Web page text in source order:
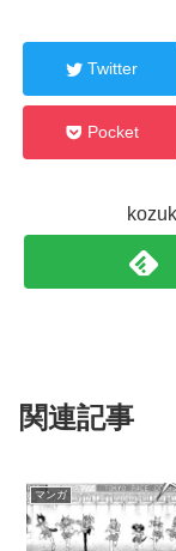
Twitter
Pocket
関連記事
マンガ